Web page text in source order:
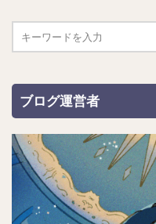
ブログ運営者